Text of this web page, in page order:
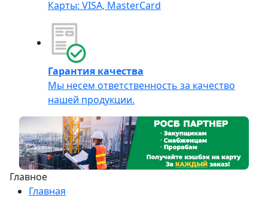
Карты: VISA, MasterCard
Гарантия качества
Мы несем ответственность за качество
нашей продукции.
Главное
Главная